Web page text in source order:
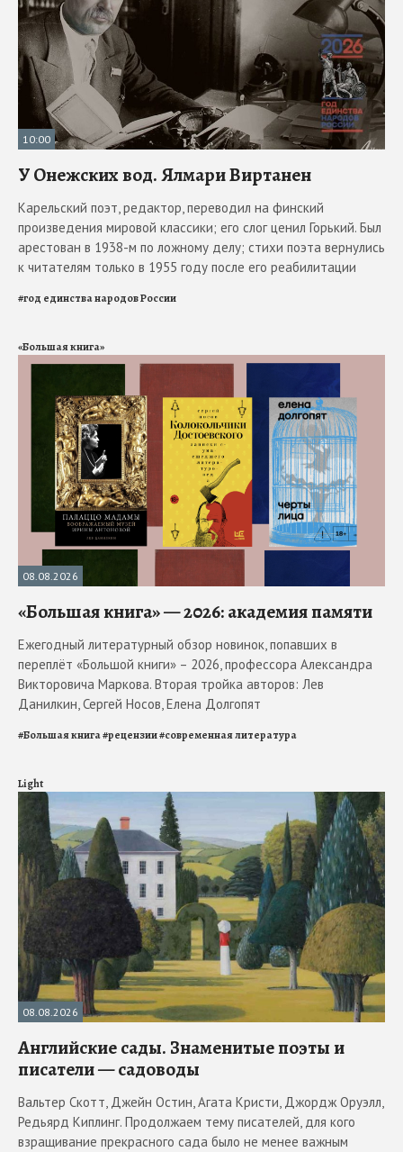
10:00
У Онежских вод. Ялмари Виртанен
Карельский поэт, редактор, переводил на финский
произведения мировой классики; его слог ценил Горький. Был
арестован в 1938-м по ложному делу; стихи поэта вернулись
к читателям только в 1955 году после его реабилитации
#год единства народов России
«Большая книга»
08.08.2026
«Большая книга» — 2026: академия памяти
Ежегодный литературный обзор новинок, попавших в
переплёт «Большой книги» – 2026, профессора Александра
Викторовича Маркова. Вторая тройка авторов: Лев
Данилкин, Сергей Носов, Елена Долгопят
#Большая книга#рецензии#современная литература
Light
08.08.2026
Английские сады. Знаменитые поэты и
писатели — садоводы
Вальтер Скотт, Джейн Остин, Агата Кристи, Джордж Оруэлл,
Редьярд Киплинг. Продолжаем тему писателей, для кого
взращивание прекрасного сада было не менее важным